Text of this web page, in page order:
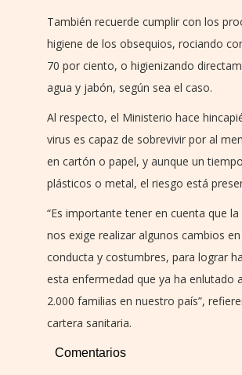
También recuerde cumplir con los
higiene de los obsequios, rociando
70 por ciento, o higienizando
agua y jabón, según sea el caso.
Al respecto, el Ministerio hace
virus es capaz de sobrevivir por al
en cartón o papel, y aunque un
plásticos o metal, el riesgo está
“Es importante tener en cuenta que
nos exige realizar algunos cambios
conducta y costumbres, para lograr
esta enfermedad que ya ha enlutado
2.000 familias en nuestro país”,
cartera sanitaria.
Comentarios